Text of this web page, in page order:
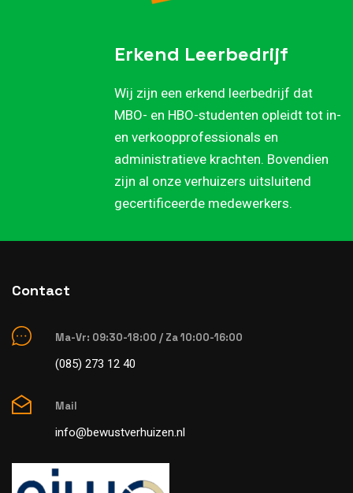
Erkend Leerbedrijf
Wij zijn een erkend leerbedrijf dat
MBO- en HBO-studenten opleidt tot in-
en verkoopprofessionals en
administratieve krachten. Bovendien
zijn al onze verhuizers uitsluitend
gecertificeerde medewerkers.
Contact
Ma-Vr: 09:30-18:00 / Za 10:00-16:00
(085) 273 12 40
Mail
info@bewustverhuizen.nl